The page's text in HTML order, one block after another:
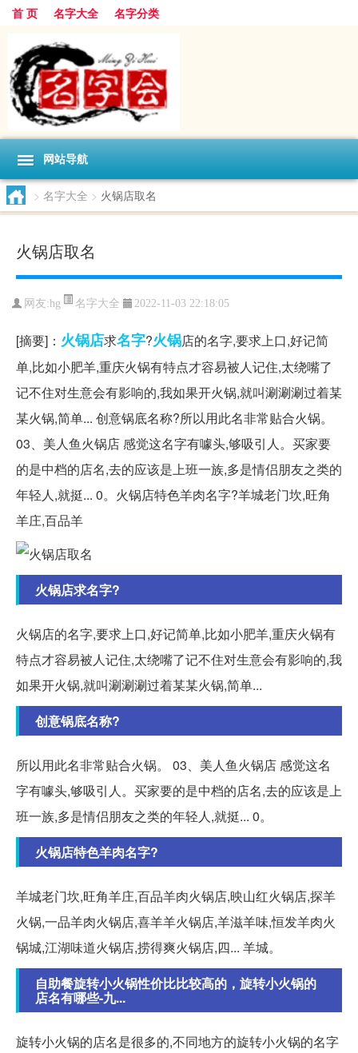
首 页 名字大全 名字分类
网站导航
> 名字大全 > 火锅店取名
火锅店取名
网友:hg 名字大全 2022-11-03 22:18:05
[摘要]： 火锅店求名字?火锅店的名字,要求上口,好记简
单,比如小肥羊,重庆火锅有特点才容易被人记住,太绕嘴了
记不住对生意会有影响的,我如果开火锅,就叫涮涮涮过着某
某火锅,简单... 创意锅底名称?所以用此名非常贴合火锅。
03、美人鱼火锅店 感觉这名字有噱头,够吸引人。买家要
的是中档的店名,去的应该是上班一族,多是情侣朋友之类的
年轻人,就挺... 0。火锅店特色羊肉名字?羊城老门坎,旺角
羊庄,百品羊
火锅店求名字?
火锅店的名字,要求上口,好记简单,比如小肥羊,重庆火锅有
特点才容易被人记住,太绕嘴了记不住对生意会有影响的,我
如果开火锅,就叫涮涮涮过着某某火锅,简单...
创意锅底名称?
所以用此名非常贴合火锅。 03、美人鱼火锅店 感觉这名
字有噱头,够吸引人。买家要的是中档的店名,去的应该是上
班一族,多是情侣朋友之类的年轻人,就挺... 0。
火锅店特色羊肉名字?
羊城老门坎,旺角羊庄,百品羊肉火锅店,映山红火锅店,探羊
火锅,一品羊肉火锅店,喜羊羊火锅店,羊滋羊味,恒发羊肉火
锅城,江湖味道火锅店,捞得爽火锅店,四... 羊城。
自助餐旋转小火锅性价比比较高的，旋转小火锅的
店名有哪些-九...
旋转小火锅的店名是很多的,不同地方的旋转小火锅的名字